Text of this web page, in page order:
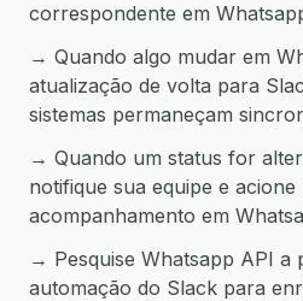
correspondente em
→ Quando algo mudar em
atualização de volta para
sistemas permaneçam
→ Quando um status for
notifique sua equipe e acione
acompanhamento em
→ Pesquise Whatsapp API a
automação do Slack para